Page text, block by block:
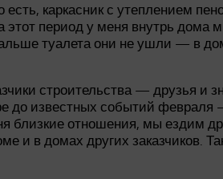
каркасник с утеплением
этот период у меня внутрь
туалета они не ушли — в
строительства — друзья и
известных событий февраля
отношения, мы ездим
и в домах других заказчиков.